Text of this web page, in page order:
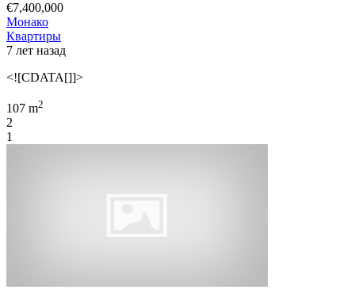
€7,400,000
Монако
Квартиры
7 лет назад
<![CDATA[]]>
107 m2
2
1